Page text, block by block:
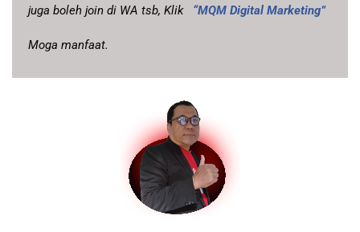
juga boleh join di WA tsb, Klik
“MQM Digital Marketing”
Moga manfaat.